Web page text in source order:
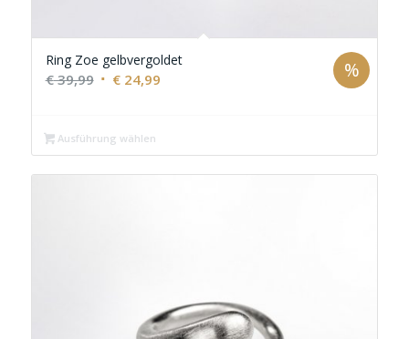
Ring Zoe gelbvergoldet
€39,99 Ursprünglicher
€ 39,99
€24,99Aktueller
%
Ausführung wählen